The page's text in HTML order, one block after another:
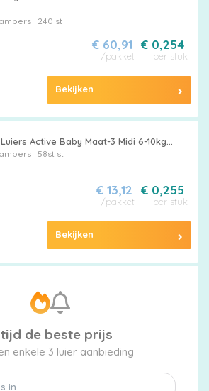
240 st
€ 0,254
per stuk
€ 60,91
/pakket
Bekijken
Active Baby Maat-3 Midi 6-10kg...
58st st
€ 0,255
per stuk
€ 13,12
/pakket
Bekijken
de beste prijs
Mis geen enkele 3 luier aanbieding